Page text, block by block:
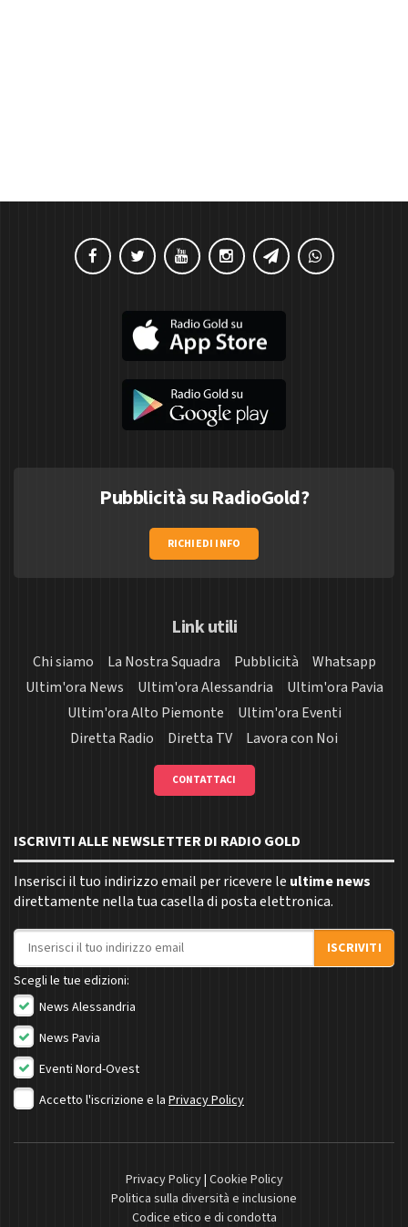
Pubblicità su RadioGold?
RICHIEDI INFO
Link utili
Chi siamo La Nostra Squadra Pubblicità
Whatsapp
Ultim'ora News
Ultim'ora Alessandria
Ultim'ora Pavia
Ultim'ora Alto Piemonte
Ultim'ora Eventi
Diretta Radio
Diretta TV Lavora con Noi
CONTATTACI
ISCRIVITI ALLE NEWSLETTER DI RADIO GOLD
Inserisci il tuo indirizzo email per ricevere le ultime news
direttamente nella tua casella di posta elettronica.
Indirizzo email
ISCRIVITI
Scegli le tue edizioni:
News Alessandria
News Pavia
Eventi Nord-Ovest
Accetto l'iscrizione e la Privacy Policy
Privacy Policy| Cookie Policy
Politica sulla diversità e inclusione
Codice etico e di condotta